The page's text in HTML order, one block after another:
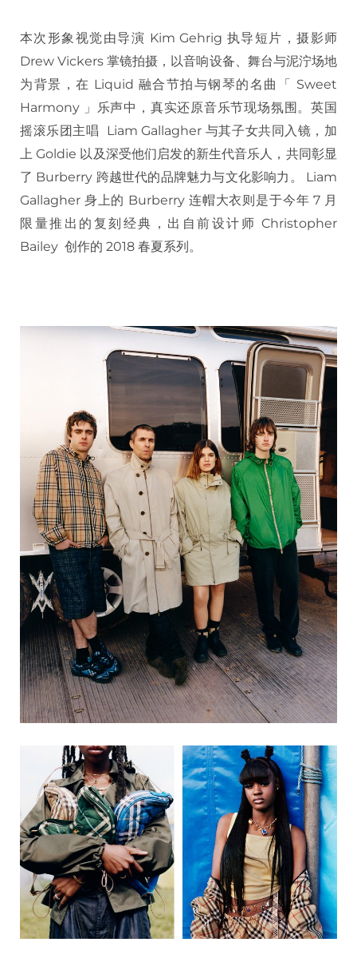
本次形象视觉由导演 Kim Gehrig 执导短片，摄影师
Drew Vickers 掌镜拍摄，以音响设备、舞台与泥泞场地
为背景，在 Liquid 融合节拍与钢琴的名曲「 Sweet
Harmony 」乐声中，真实还原音乐节现场氛围。英国
摇滚乐团主唱 Liam Gallagher 与其子女共同入镜，加
上 Goldie 以及深受他们启发的新生代音乐人，共同彰显
了 Burberry 跨越世代的品牌魅力与文化影响力。 Liam
Gallagher 身上的 Burberry 连帽大衣则是于今年 7 月
限量推出的复刻经典，出自前设计师 Christopher
Bailey 创作的 2018 春夏系列。